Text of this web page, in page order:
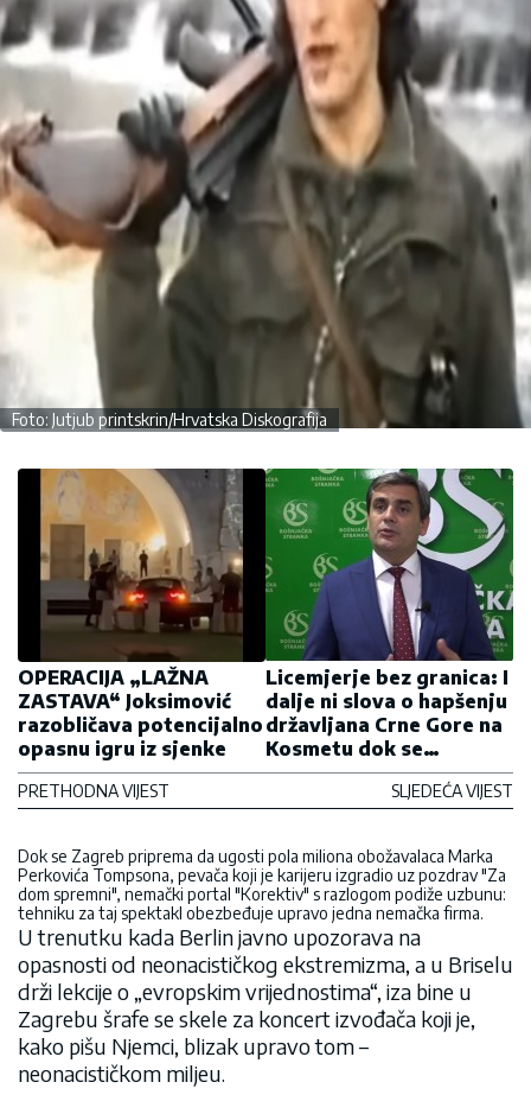
Foto: Jutjub printskrin/Hrvatska Diskografija
OPERACIJA „LAŽNA
ZASTAVA“ Joksimović
razobličava potencijalno
opasnu igru iz sjenke
PRETHODNA VIJEST
Licemjerje bez granica: I
dalje ni slova o hapšenju
državljana Crne Gore na
Kosmetu dok se
privođenje Marunovića
„oštro osuđujeSLJEDEĆA VIJEST
Dok se Zagreb priprema da ugosti pola miliona obožavalaca Marka
Perkovića Tompsona, pevača koji je karijeru izgradio uz pozdrav "Za
dom spremni", nemački portal "Korektiv" s razlogom podiže uzbunu:
tehniku za taj spektakl obezbeđuje upravo jedna nemačka firma.
U trenutku kada Berlin javno upozorava na
opasnosti od neonacističkog ekstremizma, a u Briselu
drži lekcije o „evropskim vrijednostima“, iza bine u
Zagrebu šrafe se skele za koncert izvođača koji je,
kako pišu Njemci, blizak upravo tom –
neonacističkom miljeu.